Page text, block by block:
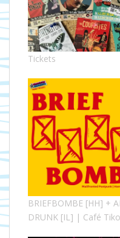
Tickets
BRIEFBOMBE [HH] +
DRUNK [IL] | Café